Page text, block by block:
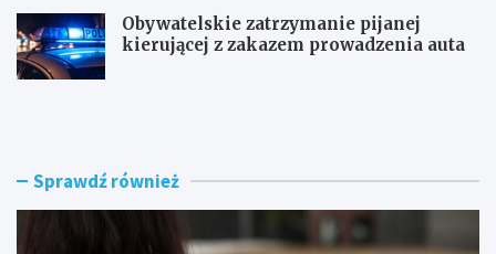
Obywatelskie zatrzymanie pijanej
kierującej z zakazem prowadzenia auta
G
y
B
n Sprawdź również